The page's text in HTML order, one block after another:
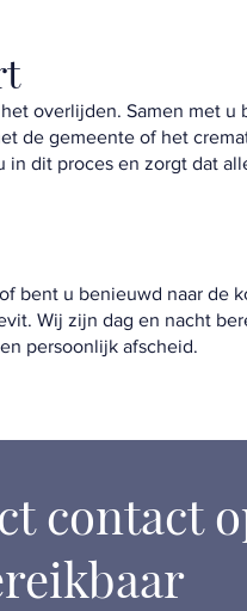
overlijden. Samen met u
de gemeente of het
dit proces en zorgt dat
bent u benieuwd naar de
Wij zijn dag en nacht
persoonlijk afscheid.
contact